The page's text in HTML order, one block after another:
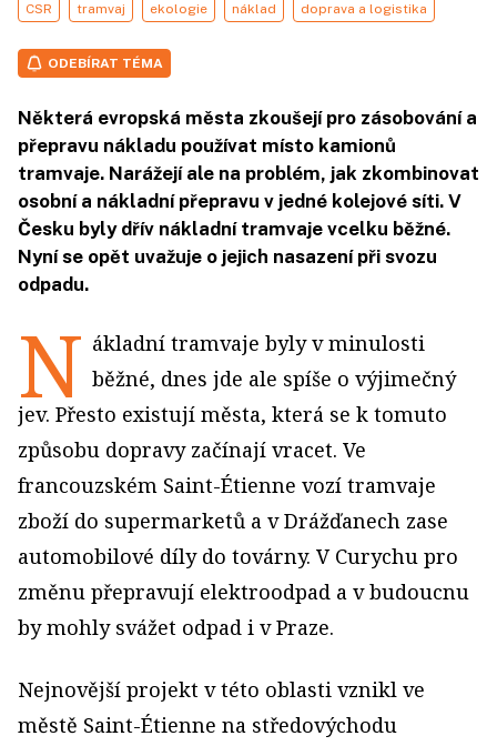
CSR tramvaj ekologie náklad doprava a logistika
ODEBÍRAT TÉMA
Některá evropská města zkoušejí pro zásobování a
přepravu nákladu používat místo kamionů
tramvaje. Narážejí ale na problém, jak zkombinovat
osobní a nákladní přepravu v jedné kolejové síti. V
Česku byly dřív nákladní tramvaje vcelku běžné.
Nyní se opět uvažuje o jejich nasazení při svozu
odpadu.
N ákladní tramvaje byly v minulosti
běžné, dnes jde ale spíše o výjimečný
jev. Přesto existují města, která se k tomuto
způsobu dopravy začínají vracet. Ve
francouzském Saint-Étienne vozí tramvaje
zboží do supermarketů a v Drážďanech zase
automobilové díly do továrny. V Curychu pro
změnu přepravují elektroodpad a v budoucnu
by mohly svážet odpad i v Praze.
Nejnovější projekt v této oblasti vznikl ve
městě Saint-Étienne na středovýchodu